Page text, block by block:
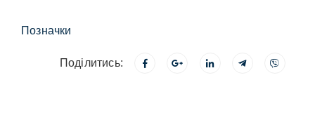
Позначки
Поділитись: